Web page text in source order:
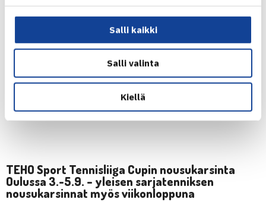
Salli kaikki
Salli valinta
Kiellä
TEHO Sport Tennisliiga Cupin nousukarsinta
Oulussa 3.-5.9. – yleisen sarjatenniksen
nousukarsinnat myös viikonloppuna